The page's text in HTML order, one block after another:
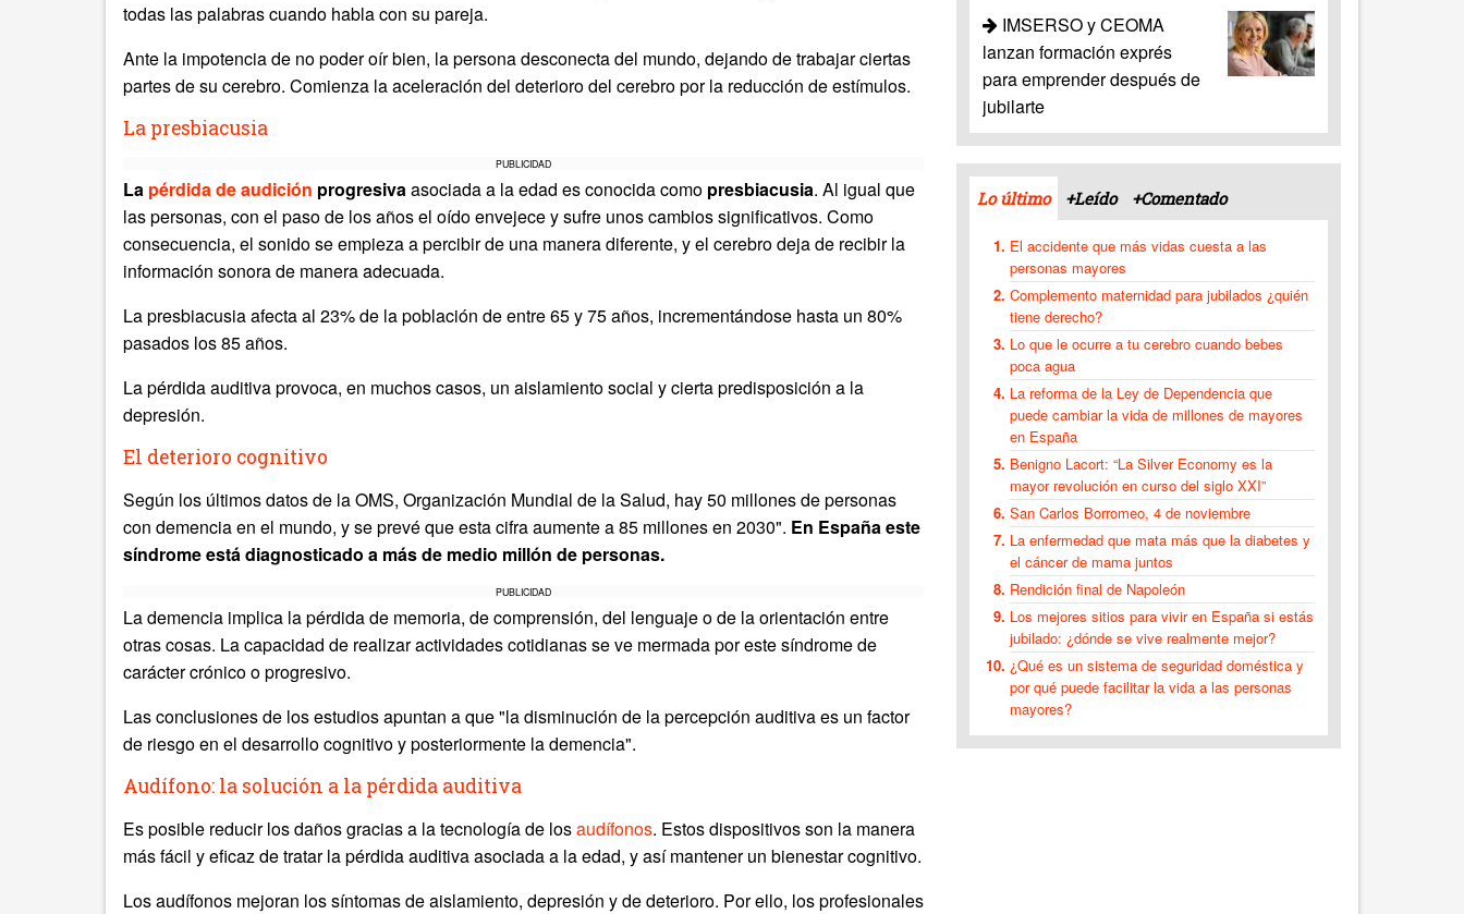
todas las palabras cuando habla con su pareja.
Ante la impotencia de no poder oír bien, la persona desconecta del mundo, dejando de trabajar ciertas
partes de su cerebro. Comienza la aceleración del deterioro del cerebro por la reducción de estímulos.
La presbiacusia
PUBLICIDAD
La pérdida de audición progresivaasociada a la edad es conocida como presbiacusia. Al igual que
las personas, con el paso de los años el oído envejece y sufre unos cambios significativos. Como
consecuencia, el sonido se empieza a percibir de una manera diferente, y el cerebro deja de recibir la
información sonora de manera adecuada.
La presbiacusia afecta al 23% de la población de entre 65 y 75 años, incrementándose hasta un 80%
pasados los 85 años.
La pérdida auditiva provoca, en muchos casos, un aislamiento social y cierta predisposición a la
depresión.
El deterioro cognitivo
Según los últimos datos de la OMS, Organización Mundial de la Salud, hay 50 millones de personas
con demencia en el mundo, y se prevé que esta cifra aumente a 85 millones en 2030". En España este
síndrome está diagnosticado a más de medio millón de personas.
PUBLICIDAD
La demencia implica la pérdida de memoria, de comprensión, del lenguaje o de la orientación entre
otras cosas. La capacidad de realizar actividades cotidianas se ve mermada por este síndrome de
carácter crónico o progresivo.
Las conclusiones de los estudios apuntan a que "la disminución de la percepción auditiva es un factor
de riesgo en el desarrollo cognitivo y posteriormente la demencia".
Audífono: la solución a la pérdida auditiva
Es posible reducir los daños gracias a la tecnología de losaudífonos. Estos dispositivos son la manera
más fácil y eficaz de tratar la pérdida auditiva asociada a la edad, y así mantener un bienestar cognitivo.
Los audífonos mejoran los síntomas de aislamiento, depresión y de deterioro. Por ello, los profesionales
IMSERSO y CEOMA
lanzan formación exprés
para emprender después de
jubilarte
Lo último +Leído +Comentado
El accidente que más vidas cuesta a las
personas mayores
Complemento maternidad para jubilados ¿quién
tiene derecho?
Lo que le ocurre a tu cerebro cuando bebes
poca agua
La reforma de la Ley de Dependencia que
puede cambiar la vida de millones de mayores
en España
Benigno Lacort: “La Silver Economy es la
mayor revolución en curso del siglo XXI”
San Carlos Borromeo, 4 de noviembre
La enfermedad que mata más que la diabetes y
el cáncer de mama juntos
Rendición final de Napoleón
Los mejores sitios para vivir en España si estás
jubilado: ¿dónde se vive realmente mejor?
¿Qué es un sistema de seguridad doméstica y
por qué puede facilitar la vida a las personas
mayores?